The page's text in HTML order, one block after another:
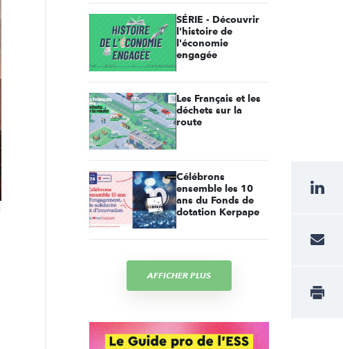
SÉRIE - Découvrir
l'histoire de
l'économie
engagée
Les Français et les
déchets sur la
route
Célébrons
ensemble les 10
ans du Fonds de
dotation Kerpape
AFFICHER PLUS